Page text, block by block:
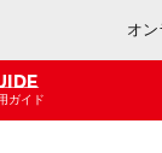
オ
ガイド